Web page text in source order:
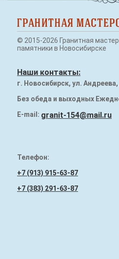
Художественное оформление
Наши работы
Надгробия (плиты) на могилу
Гранитный бордюр
© 2015-2026 Гранитная
памятники в Новосибирске
Наши контакты:
г. Новосибирск, ул. Андреева,
Без обеда и выходных
E-mail: granit-154@mail.ru
Телефон:
+7 (913) 915-63-87
+7 (383) 291-63-87